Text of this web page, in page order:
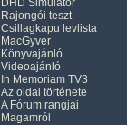
DHD Simulator
Rajongói teszt
Csillagkapu levlista
MacGyver
Könyvajánló
Videoajánló
In Memoriam TV3
Az oldal története
A Fórum rangjai
Magamról